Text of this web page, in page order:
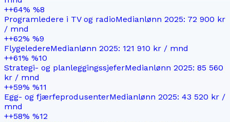
++64% %8
Programledere i TV og radioMedianlønn 2025: 72 900 kr
/ mnd
++62% %9
FlygeledereMedianlønn 2025: 121 910 kr / mnd
++61% %10
Strategi- og planleggingssjeferMedianlønn 2025: 85 560
kr / mnd
++59% %11
Egg- og fjærfeprodusenterMedianlønn 2025: 43 520 kr /
mnd
++58% %12